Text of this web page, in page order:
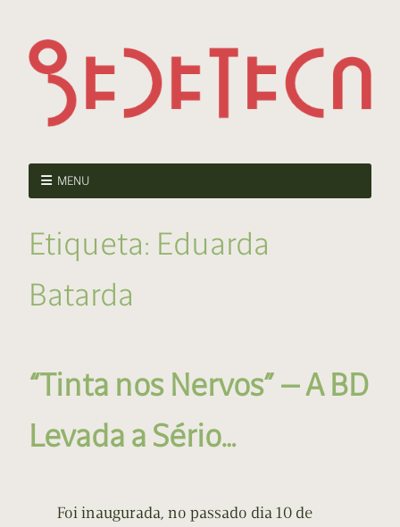
MENU
Etiqueta: Eduarda
Batarda
“Tinta nos Nervos” — A BD
Levada a Sério…
Foi inaugurada, no passado dia 10 de